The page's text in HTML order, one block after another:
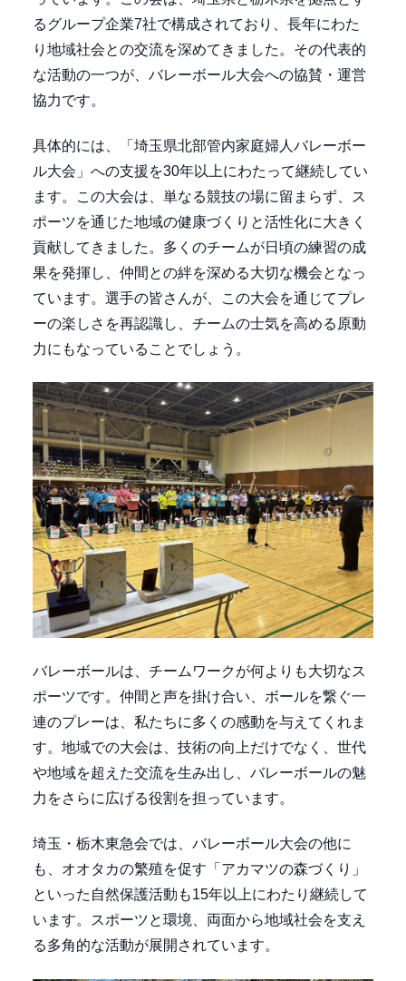
るグループ企業7社で構成されており、長年にわた
り地域社会との交流を深めてきました。その代表的
な活動の一つが、バレーボール大会への協賛・運営
協力です。
具体的には、「埼玉県北部管内家庭婦人バレーボー
ル大会」への支援を30年以上にわたって継続してい
ます。この大会は、単なる競技の場に留まらず、ス
ポーツを通じた地域の健康づくりと活性化に大きく
貢献してきました。多くのチームが日頃の練習の成
果を発揮し、仲間との絆を深める大切な機会となっ
ています。選手の皆さんが、この大会を通じてプレ
ーの楽しさを再認識し、チームの士気を高める原動
力にもなっていることでしょう。
バレーボールは、チームワークが何よりも大切なス
ポーツです。仲間と声を掛け合い、ボールを繋ぐ一
連のプレーは、私たちに多くの感動を与えてくれま
す。地域での大会は、技術の向上だけでなく、世代
や地域を超えた交流を生み出し、バレーボールの魅
力をさらに広げる役割を担っています。
埼玉・栃木東急会では、バレーボール大会の他に
も、オオタカの繁殖を促す「アカマツの森づくり」
といった自然保護活動も15年以上にわたり継続して
います。スポーツと環境、両面から地域社会を支え
る多角的な活動が展開されています。